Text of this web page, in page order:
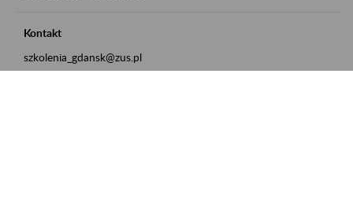
Kontakt
szkolenia_gdansk@zus.pl